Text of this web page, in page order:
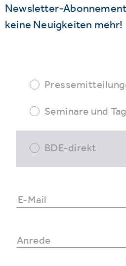
Newsletter-
keine Neuigkeiten mehr!
Seminare und
BDE-direkt